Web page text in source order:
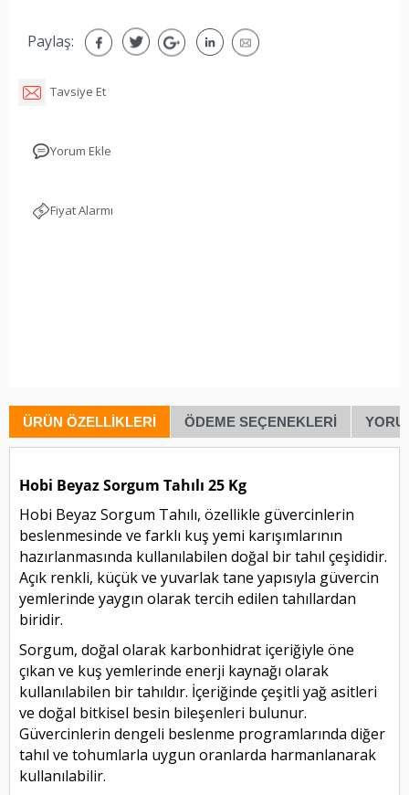
Paylaş:
Tavsiye Et
Yorum Ekle
Fiyat Alarmı
ÜRÜN ÖZELLIKLERI ÖDEME SEÇENEKLERI
Hobi Beyaz Sorgum Tahılı 25 Kg
Hobi Beyaz Sorgum Tahılı, özellikle güvercinlerin
beslenmesinde ve farklı kuş yemi karışımlarının
hazırlanmasında kullanılabilen doğal bir tahıl çeşididir.
Açık renkli, küçük ve yuvarlak tane yapısıyla güvercin
yemlerinde yaygın olarak tercih edilen tahıllardan
biridir.
Sorgum, doğal olarak karbonhidrat içeriğiyle öne
çıkan ve kuş yemlerinde enerji kaynağı olarak
kullanılabilen bir tahıldır. İçeriğinde çeşitli yağ asitleri
ve doğal bitkisel besin bileşenleri bulunur.
Güvercinlerin dengeli beslenme programlarında diğer
tahıl ve tohumlarla uygun oranlarda harmanlanarak
kullanılabilir.